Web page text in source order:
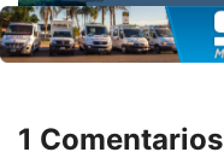
1 Comentarios